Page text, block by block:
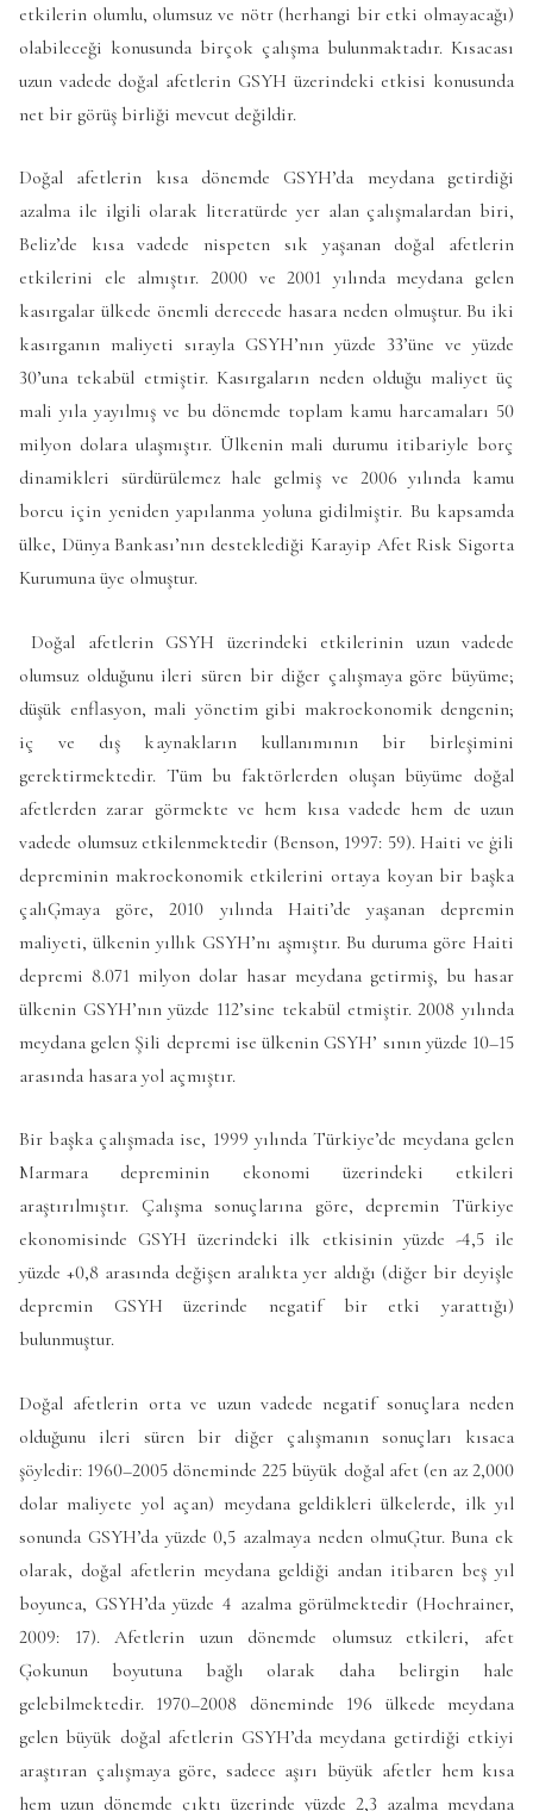
etkilerin olumlu, olumsuz ve nötr (herhangi bir etki olmayacağı)
olabileceği konusunda birçok çalışma bulunmaktadır. Kısacası
uzun vadede doğal afetlerin GSYH üzerindeki etkisi konusunda
net bir görüş birliği mevcut değildir.
Doğal afetlerin kısa dönemde GSYH’da meydana getirdiği
azalma ile ilgili olarak literatürde yer alan çalışmalardan biri,
Beliz’de kısa vadede nispeten sık yaşanan doğal afetlerin
etkilerini ele almıştır. 2000 ve 2001 yılında meydana gelen
kasırgalar ülkede önemli derecede hasara neden olmuştur. Bu iki
kasırganın maliyeti sırayla GSYH’nın yüzde 33’üne ve yüzde
30’una tekabül etmiştir. Kasırgaların neden olduğu maliyet üç
mali yıla yayılmış ve bu dönemde toplam kamu harcamaları 50
milyon dolara ulaşmıştır. Ülkenin mali durumu itibariyle borç
dinamikleri sürdürülemez hale gelmiş ve 2006 yılında kamu
borcu için yeniden yapılanma yoluna gidilmiştir. Bu kapsamda
ülke, Dünya Bankası’nın desteklediği Karayip Afet Risk Sigorta
Kurumuna üye olmuştur.
Doğal afetlerin GSYH üzerindeki etkilerinin uzun vadede
olumsuz olduğunu ileri süren bir diğer çalışmaya göre büyüme;
düşük enflasyon, mali yönetim gibi makroekonomik dengenin;
iç ve dış kaynakların kullanımının bir birleşimini
gerektirmektedir. Tüm bu faktörlerden oluşan büyüme doğal
afetlerden zarar görmekte ve hem kısa vadede hem de uzun
vadede olumsuz etkilenmektedir (Benson, 1997: 59). Haiti ve ġili
depreminin makroekonomik etkilerini ortaya koyan bir başka
çalıĢmaya göre, 2010 yılında Haiti’de yaşanan depremin
maliyeti, ülkenin yıllık GSYH’nı aşmıştır. Bu duruma göre Haiti
depremi 8.071 milyon dolar hasar meydana getirmiş, bu hasar
ülkenin GSYH’nın yüzde 112’sine tekabül etmiştir. 2008 yılında
meydana gelen Şili depremi ise ülkenin GSYH’ sının yüzde 10–15
arasında hasara yol açmıştır.
Bir başka çalışmada ise, 1999 yılında Türkiye’de meydana gelen
Marmara depreminin ekonomi üzerindeki etkileri
araştırılmıştır. Çalışma sonuçlarına göre, depremin Türkiye
ekonomisinde GSYH üzerindeki ilk etkisinin yüzde -4,5 ile
yüzde +0,8 arasında değişen aralıkta yer aldığı (diğer bir deyişle
depremin GSYH üzerinde negatif bir etki yarattığı)
bulunmuştur.
Doğal afetlerin orta ve uzun vadede negatif sonuçlara neden
olduğunu ileri süren bir diğer çalışmanın sonuçları kısaca
şöyledir: 1960–2005 döneminde 225 büyük doğal afet (en az 2,000
dolar maliyete yol açan) meydana geldikleri ülkelerde, ilk yıl
sonunda GSYH’da yüzde 0,5 azalmaya neden olmuĢtur. Buna ek
olarak, doğal afetlerin meydana geldiği andan itibaren beş yıl
boyunca, GSYH’da yüzde 4 azalma görülmektedir (Hochrainer,
2009: 17). Afetlerin uzun dönemde olumsuz etkileri, afet
Ģokunun boyutuna bağlı olarak daha belirgin hale
gelebilmektedir. 1970–2008 döneminde 196 ülkede meydana
gelen büyük doğal afetlerin GSYH’da meydana getirdiği etkiyi
araştıran çalışmaya göre, sadece aşırı büyük afetler hem kısa
hem uzun dönemde çıktı üzerinde yüzde 2,3 azalma meydana